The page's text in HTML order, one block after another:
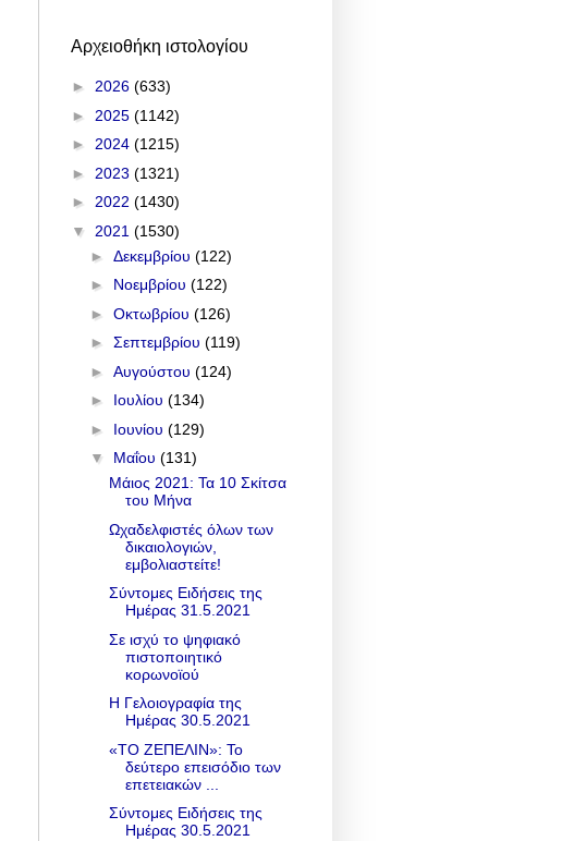
Αρχειοθήκη ιστολογίου
► 2026 (633)
► 2025 (1142)
► 2024 (1215)
► 2023 (1321)
► 2022 (1430)
▼ 2021 (1530)
► Δεκεμβρίου (122)
► Νοεμβρίου (122)
► Οκτωβρίου (126)
► Σεπτεμβρίου (119)
► Αυγούστου (124)
► Ιουλίου (134)
► Ιουνίου (129)
▼ Μαΐου (131)
Μάιος 2021: Τα 10 Σκίτσα
του Μήνα
Ωχαδελφιστές όλων των
δικαιολογιών,
εμβολιαστείτε!
Σύντομες Ειδήσεις της
Ημέρας 31.5.2021
Σε ισχύ το ψηφιακό
πιστοποιητικό
κορωνοϊού
Η Γελοιογραφία της
Ημέρας 30.5.2021
«ΤΟ ΖΕΠΕΛΙΝ»: Το
δεύτερο επεισόδιο των
επετειακών ...
Σύντομες Ειδήσεις της
Ημέρας 30.5.2021